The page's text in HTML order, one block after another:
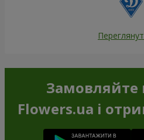
Замовляйте
Flowers.ua і